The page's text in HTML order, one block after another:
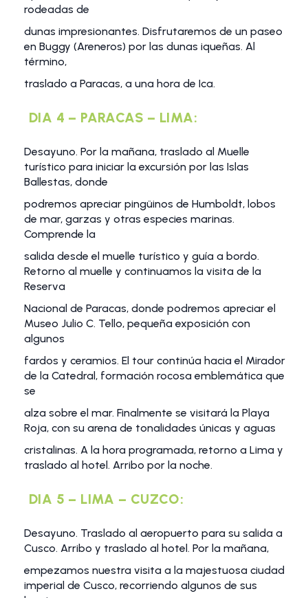
rodeadas de
dunas impresionantes. Disfrutaremos de un paseo
en Buggy (Areneros) por las dunas iqueñas. Al
término,
traslado a Paracas, a una hora de Ica.
DIA 4 – PARACAS – LIMA:
Desayuno. Por la mañana, traslado al Muelle
turístico para iniciar la excursión por las Islas
Ballestas, donde
podremos apreciar pingüinos de Humboldt, lobos
de mar, garzas y otras especies marinas.
Comprende la
salida desde el muelle turístico y guía a bordo.
Retorno al muelle y continuamos la visita de la
Reserva
Nacional de Paracas, donde podremos apreciar el
Museo Julio C. Tello, pequeña exposición con
algunos
fardos y ceramios. El tour continúa hacia el Mirador
de la Catedral, formación rocosa emblemática que
se
alza sobre el mar. Finalmente se visitará la Playa
Roja, con su arena de tonalidades únicas y aguas
cristalinas. A la hora programada, retorno a Lima y
traslado al hotel. Arribo por la noche.
DIA 5 – LIMA – CUZCO:
Desayuno. Traslado al aeropuerto para su salida a
Cusco. Arribo y traslado al hotel. Por la mañana,
empezamos nuestra visita a la majestuosa ciudad
imperial de Cusco, recorriendo algunos de sus